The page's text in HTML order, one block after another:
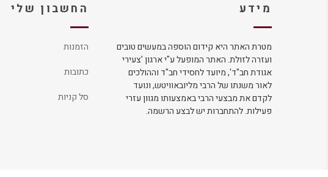
מידע
מטרת האתר היא קידום הוספה במעשים טובים
ועזרה לזולת. האתר המופעל ע"י ארגון 'צעירי
אגודת חב"ד', מיועד לחסידי חב"ד וההולכים
לאור משנתו של הרבי מליובאוויטש, ונועד
לקדם את מבצעי הרבי באמצעותו מגוון עזרי
פעילות. להתחברות יש לבצע הרשמה.
החשבון שלי
הזמנות
כתובות
סל קניות